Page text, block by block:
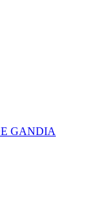
GANDIA